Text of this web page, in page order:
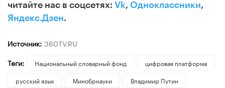
читайте нас в соцсетях: Vk, Одноклассники,
Яндекс.Дзен.
Источник: 360TV.RU
Теги:
Национальный словарный фонд
цифровая платформа
русский язык
Минобрнауки Владимир Путин